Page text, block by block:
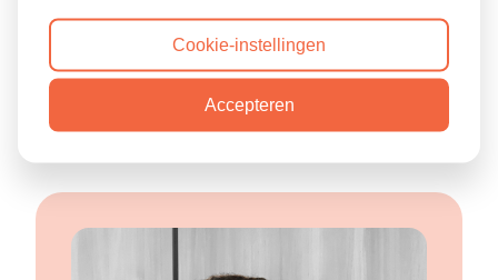
Wil jij een medewerker met autisme
detacheren?
is een prettige en veilige manier om kennis
met ons te maken.
Cookie-instellingen
Accepteren